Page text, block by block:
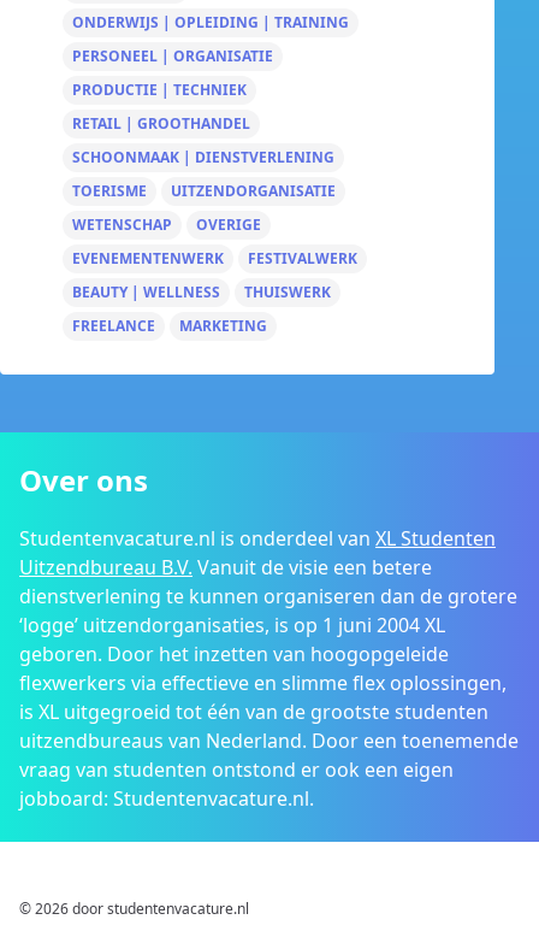
ONDERWIJS | OPLEIDING | TRAINING
PERSONEEL | ORGANISATIE
PRODUCTIE | TECHNIEK
RETAIL | GROOTHANDEL
SCHOONMAAK | DIENSTVERLENING
TOERISME
UITZENDORGANISATIE
WETENSCHAP
OVERIGE
EVENEMENTENWERK
FESTIVALWERK
BEAUTY | WELLNESS
THUISWERK
FREELANCE
MARKETING
Over ons
Studentenvacature.nl is onderdeel van XL Studenten
Uitzendbureau B.V. Vanuit de visie een betere
dienstverlening te kunnen organiseren dan de grotere
‘logge’ uitzendorganisaties, is op 1 juni 2004 XL
geboren. Door het inzetten van hoogopgeleide
flexwerkers via effectieve en slimme flex oplossingen,
is XL uitgegroeid tot één van de grootste studenten
uitzendbureaus van Nederland. Door een toenemende
vraag van studenten ontstond er ook een eigen
jobboard: Studentenvacature.nl.
© 2026 door studentenvacature.nl